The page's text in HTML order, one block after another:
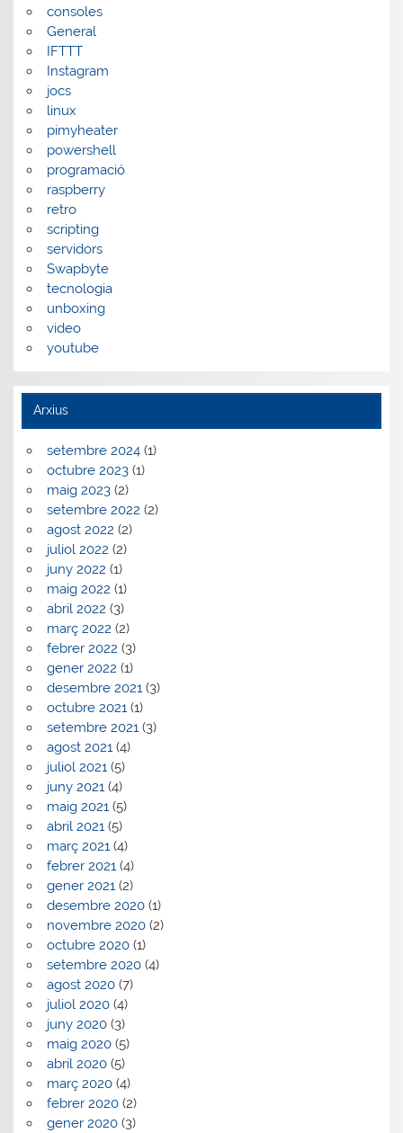
consoles
General
IFTTT
Instagram
jocs
linux
pimyheater
powershell
programació
raspberry
retro
scripting
servidors
Swapbyte
tecnologia
unboxing
video
youtube
Arxius
setembre 2024(1)
octubre 2023(1)
maig 2023(2)
setembre 2022 (2)
agost 2022 (2)
juliol 2022 (2)
juny 2022 (1)
maig 2022 (1)
abril 2022 (3)
març 2022 (2)
febrer 2022 (3)
gener 2022 (1)
desembre 2021(3)
octubre 2021(1)
setembre 2021(3)
agost 2021(4)
juliol 2021(5)
juny 2021(4)
maig 2021(5)
abril 2021(5)
març 2021(4)
febrer 2021(4)
gener 2021(2)
desembre 2020(1)
novembre 2020(2)
octubre 2020(1)
setembre 2020(4)
agost 2020(7)
juliol 2020(4)
juny 2020(3)
maig 2020(5)
abril 2020(5)
març 2020(4)
febrer 2020(2)
gener 2020(3)